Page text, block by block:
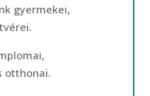
gyermekei,
otthonai.